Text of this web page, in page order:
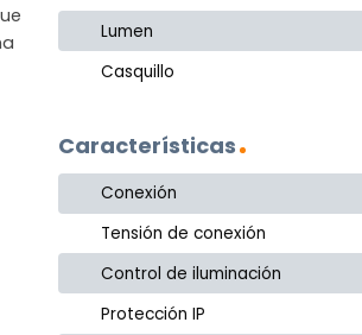
Lumen
Casquillo
Características
Conexión
Tensión de conexión
Control de iluminación
Protección IP